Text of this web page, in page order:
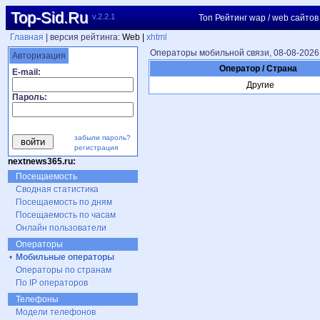
Top-Sid.Ru v.2.2.1
Топ Рейтинг wap / web сайтов
Главная
| версия рейтинга: Web | xhtml
Авторизация
E-mail:
Пароль:
забыли пароль?
регистрация
nextnews365.ru:
Посещаемость
Сводная статистика
Посещаемость по дням
Посещаемость по часам
Онлайн пользователи
Операторы
• Мобильные операторы
Операторы по странам
По IP операторов
Телефоны
Модели телефонов
Операторы мобильной связи, 08-08-2026
Оператор / Страна
Другие